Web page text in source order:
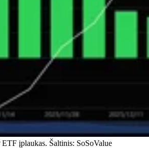
ETF įplaukas. Šaltinis: SoSoValue